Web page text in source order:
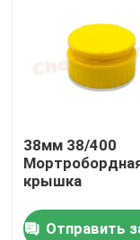
Продукты
Ролики
38мм 38/400
крышка
Отправить